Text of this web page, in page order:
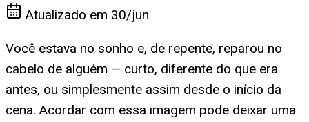
Atualizado em 30/jun
Você estava no sonho e, de repente, reparou no
cabelo de alguém — curto, diferente do que era
antes, ou simplesmente assim desde o início da
cena. Acordar com essa imagem pode deixar uma